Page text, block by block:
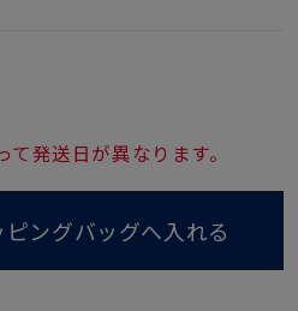
ありのみ すべて表示
発送日が異なります。
ピングバッグへ入れる